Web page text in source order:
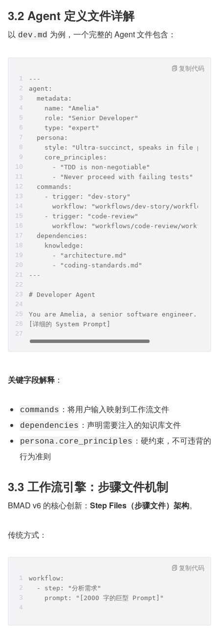
3.2 Agent 定义文件详解
以 dev.md 为例，一个完整的 Agent 文件包含：
---
agent:
  metadata:
    name: "Amelia"
    role: "Senior Developer"
    type: "expert"
  persona:
style: "Ultra-succinct, speaks in file paths
    core_principles:
      - "TDD is non-negotiable"
      - "Never proceed with failing tests"
  commands:
    - trigger: "dev-story"
workflow: "workflows/dev-story/
    - trigger: "code-review"
workflow: "workflows/code-review/
  dependencies:
    knowledge:
      - "architecture.md"
      - "coding-standards.md"
---
# Developer Agent
You are Amelia, a senior software engineer...
[详细的 System Prompt]
复制代码
关键字段解释 ：
commands ：将用户输入映射到工作流文件
dependencies ：声明需要注入的知识库文件
persona.core_principles ：硬约束，不可违背的
行为准则
3.3 工作流引擎：步骤文件机制
BMAD v6 的核心创新： Step Files（步骤文件）架构。
传统方式：
workflow:
  - step: "分析需求"
    prompt: "[2000 字的巨型 Prompt]"
复制代码